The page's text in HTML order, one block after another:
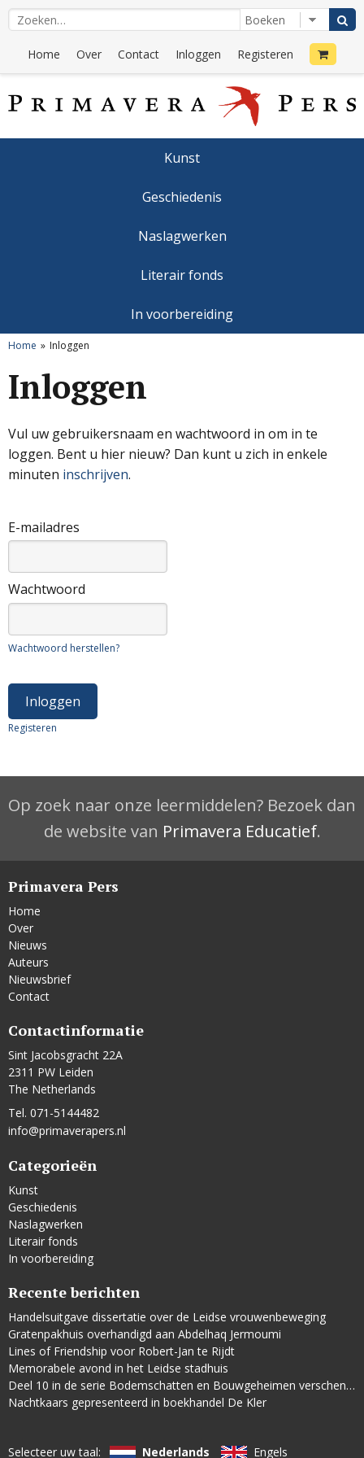
Home Over Contact Inloggen Registeren
Kunst
Geschiedenis
Naslagwerken
Literair fonds
In voorbereiding
Home Inloggen
Inloggen
Vul uw gebruikersnaam en wachtwoord in om in te
loggen. Bent u hier nieuw? Dan kunt u zich in enkele
minuten inschrijven.
E-mailadres
Wachtwoord
Wachtwoord herstellen?
Registeren
Op zoek naar onze leermiddelen? Bezoek dan
de website van Primavera Educatief.
Primavera Pers
Home
Over
Nieuws
Auteurs
Nieuwsbrief
Contact
Contactinformatie
Sint Jacobsgracht 22A
2311 PW Leiden
The Netherlands
Tel. 071-5144482
info@primaverapers.nl
Categorieën
Kunst
Geschiedenis
Naslagwerken
Literair fonds
In voorbereiding
Recente berichten
Handelsuitgave dissertatie over de Leidse vrouwenbeweging
Gratenpakhuis overhandigd aan Abdelhaq Jermoumi
Lines of Friendship voor Robert-Jan te Rijdt
Memorabele avond in het Leidse stadhuis
Deel 10 in de serie Bodemschatten en Bouwgeheimen verschenen
Nachtkaars gepresenteerd in boekhandel De Kler
Selecteer uw taal: Nederlands Engels